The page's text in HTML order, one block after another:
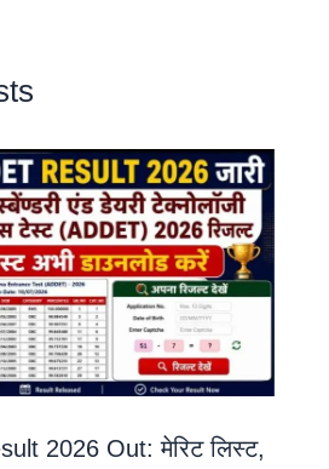
2026 Out: मेरिट लिस्ट,